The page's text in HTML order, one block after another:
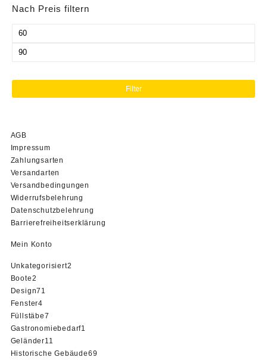
Nach Preis filtern
Min.
Max.
Filter
AGB
Impressum
Zahlungsarten
Versandarten
Versandbedingungen
Widerrufsbelehrung
Datenschutzbelehrung
Barrierefreiheitserklärung
Mein Konto
Unkategorisiert2
Boote2
Produkte
Design71
Fenster44
Produkte
Füllstäbe7
Produkte
Gastronomiebedarf1
Geländer11
Produkte
Historische Gebäude69